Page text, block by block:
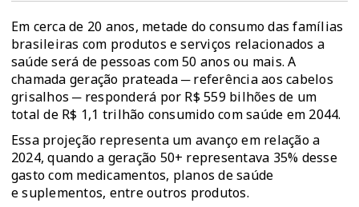
Em cerca de 20 anos, metade do consumo das famílias
brasileiras com produtos e serviços relacionados a
saúde será de pessoas com 50 anos ou mais. A
chamada geração prateada ─ referência aos cabelos
grisalhos ─ responderá por R$ 559 bilhões de um
total de R$ 1,1 trilhão consumido com saúde em 2044.
Essa projeção representa um avanço em relação a
2024, quando a geração 50+ representava 35% desse
gasto com medicamentos, planos de saúde
e suplementos, entre outros produtos.